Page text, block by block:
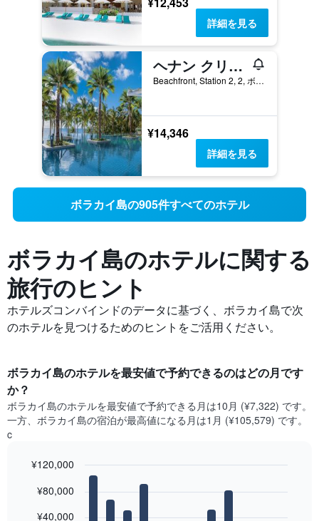
詳細を見る
ヘナン クリスタル サンズ リゾート
Beachfront, Station 2, 2, ボラカイ島, フィリピン
¥14,346
詳細を見る
ボラカイ島の905件すべてのホテル
ボラカイ島の​ホテルに関する
旅行のヒント
ホテルズコンバインドのデータに基づく、ボラカイ島で次
のホテルを見つけるためのヒントをご活用ください。
ボラカイ島​のホテルを最安値で予約できるのはどの月です
か？
ボラカイ島​の​ホテルを最安値で予約できる月は10月 (¥7,322) です。
一方、ボラカイ島​の​宿泊が最高値になる月は1月​ (¥105,579) です。
c
chart
graphic.
¥40,000
¥80,000
¥120,000